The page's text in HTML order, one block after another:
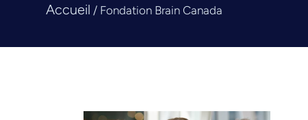
Accueil / Fondation Brain Canada